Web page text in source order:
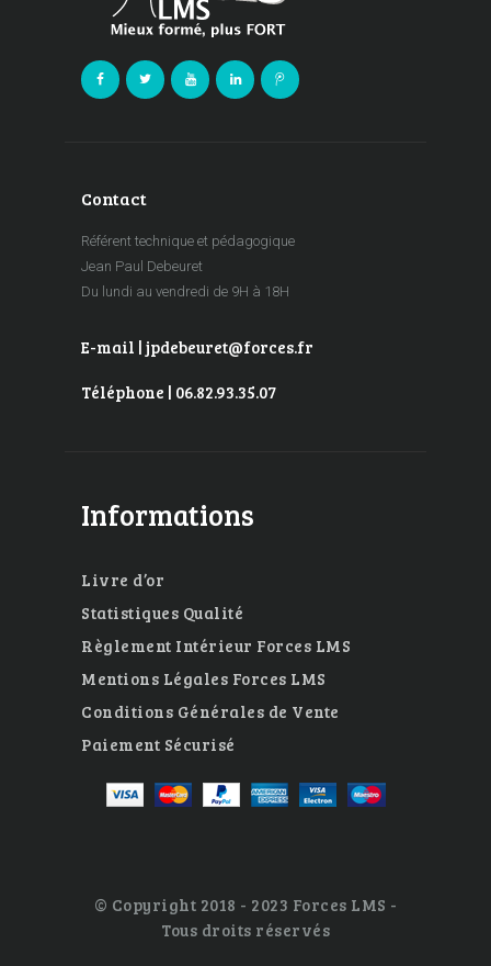
Contact
Référent technique et pédagogique
Jean Paul Debeuret
Du lundi au vendredi de 9H à 18H
E-mail | jpdebeuret@forces.fr
Téléphone | 06.82.93.35.07
Informations
Livre d’or
Statistiques Qualité
Règlement Intérieur Forces LMS
Mentions Légales Forces LMS
Conditions Générales de Vente
Paiement Sécurisé
© Copyright 2018 - 2023 Forces LMS -
Tous droits réservés